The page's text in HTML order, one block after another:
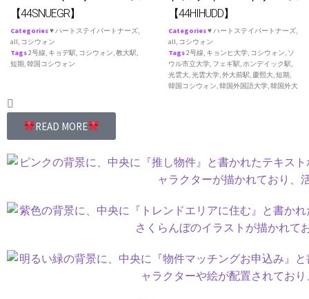
【44SNUEGR】
Categories♥ ハートステイパートナーズ,
all, コシウォン
Tags2号線, キョデ駅, コシウォン,教大駅,
短期,韓国コシウォン
【44HIHUDD】
Categories♥ ハートステイパートナーズ,
all, コシウォン
Tags2号線, キョンヒ大学, コシウォン, ソ
ウル市立大学, フェギ駅,ホンデイック駅,
光雲大,光雲大学,外大前駅, 慶熙大,短期,
韓国コシウォン,韓国外国語大学,韓国外大
READ MORE